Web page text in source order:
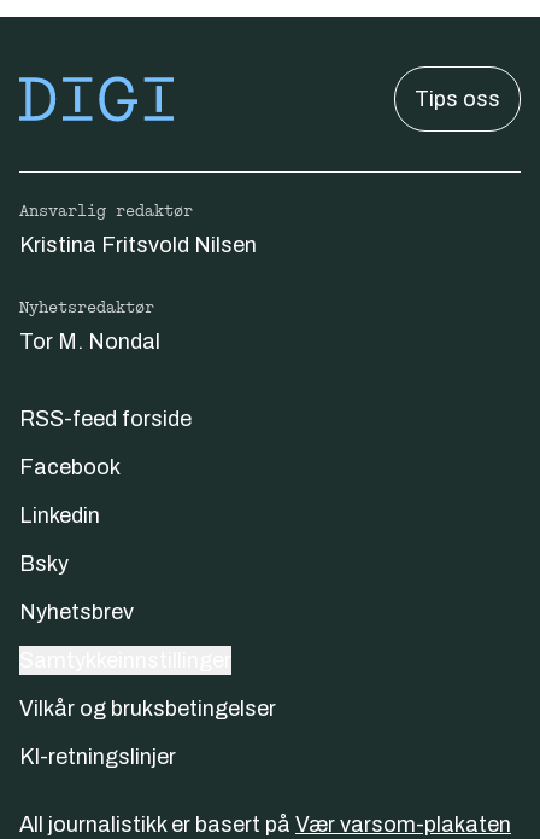
Tips oss
Ansvarlig redaktør
Kristina Fritsvold Nilsen
Nyhetsredaktør
Tor M. Nondal
RSS-feed forside
Facebook
Linkedin
Bsky
Nyhetsbrev
Vilkår og bruksbetingelser
KI-retningslinjer
All journalistikk er basert på Vær varsom-plakaten